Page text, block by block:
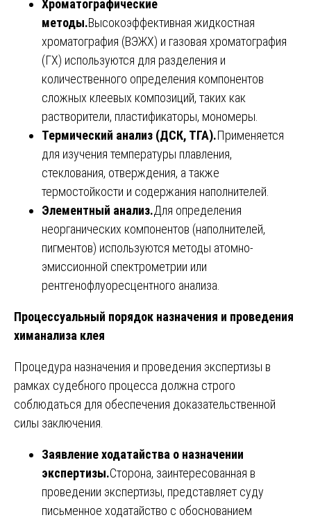
Хроматографические
методы.Высокоэффективная жидкостная
хроматография (ВЭЖХ) и газовая хроматография
(ГХ) используются для разделения и
количественного определения компонентов
сложных клеевых композиций, таких как
растворители, пластификаторы, мономеры.
Термический анализ (ДСК, ТГА).Применяется
для изучения температуры плавления,
стеклования, отверждения, а также
термостойкости и содержания наполнителей.
Элементный анализ.Для определения
неорганических компонентов (наполнителей,
пигментов) используются методы атомно-
эмиссионной спектрометрии или
рентгенофлуоресцентного анализа.
Процессуальный порядок назначения и проведения
химанализа клея
Процедура назначения и проведения экспертизы в
рамках судебного процесса должна строго
соблюдаться для обеспечения доказательственной
силы заключения.
Заявление ходатайства о назначении
экспертизы.Сторона, заинтересованная в
проведении экспертизы, представляет суду
письменное ходатайство с обоснованием